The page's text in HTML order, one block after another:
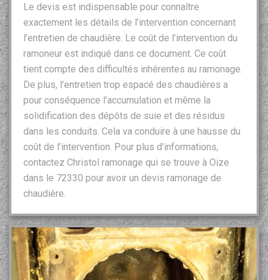
Le devis est indispensable pour connaître
exactement les détails de l’intervention concernant
l’entretien de chaudière. Le coût de l’intervention du
ramoneur est indiqué dans ce document. Ce coût
tient compte des difficultés inhérentes au ramonage.
De plus, l’entretien trop espacé des chaudières a
pour conséquence l’accumulation et même la
solidification des dépôts de suie et des résidus
dans les conduits. Cela va conduire à une hausse du
coût de l’intervention. Pour plus d’informations,
contactez Christol ramonage qui se trouve à Oize
dans le 72330 pour avoir un devis ramonage de
chaudière.